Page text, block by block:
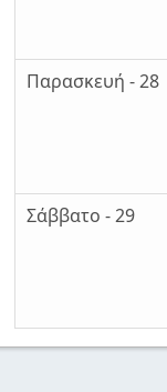
Παρασκευή - 28
Σάββατο - 29